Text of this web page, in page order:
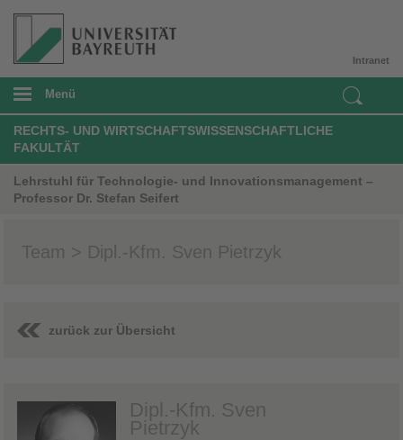
Intranet
Menü
RECHTS- UND WIRTSCHAFTSWISSENSCHAFTLICHE
FAKULTÄT
Lehrstuhl für Technologie- und Innovationsmanagement –
Professor Dr. Stefan Seifert
Team > Dipl.-Kfm. Sven Pietrzyk
zurück zur Übersicht
Dipl.-Kfm. Sven
Pietrzyk